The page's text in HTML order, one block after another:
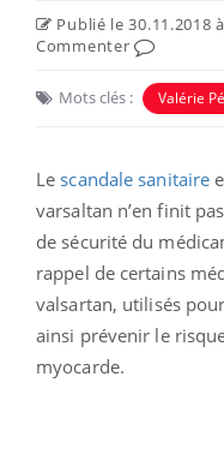
Publié le 30.11.2018
Commenter
Mots clés : Valérie
Le scandale sanitaire
varsaltan n’en finit
de sécurité du
rappel de certains
valsartan, utilisés
ainsi prévenir le
myocarde.